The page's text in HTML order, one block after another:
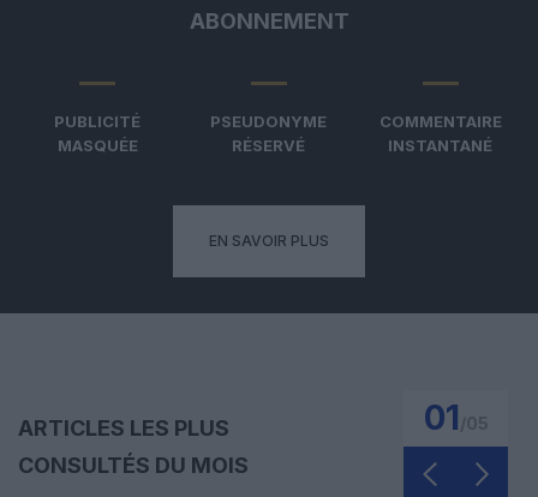
ABONNEMENT
PUBLICITÉ
MASQUÉE
PSEUDONYME
RÉSERVÉ
COMMENTAIRE
INSTANTANÉ
EN SAVOIR PLUS
ARTICLES LES PLUS
CONSULTÉS DU MOIS
01